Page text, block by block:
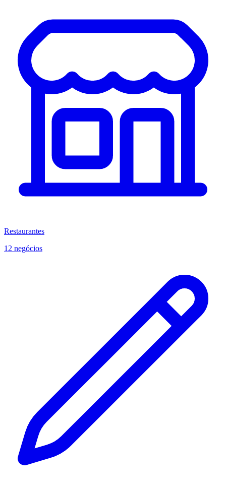
Restaurantes
12 negócios